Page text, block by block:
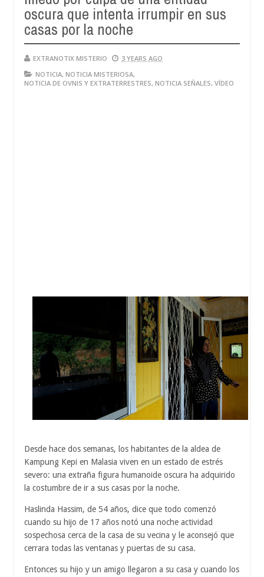
oscura que intenta irrumpir en sus
casas por la noche
EXTRANOTIX MISTERIO
3 YEARS AGO
NOTICIA, NOTICIA MISTERIOSA,
NOTICIA DE OVNIS Y EXTRATERRESTRES, NOTICIA SEÑALES, VÍDEO
Desde hace dos semanas, los habitantes de la aldea de
Kampung Kepi en Malasia viven en un estado de estrés
severo: una extraña figura humanoide oscura ha adquirido
la costumbre de ir a sus casas por la noche.
Haslinda Hassim, de 54 años, dice que todo comenzó
cuando su hijo de 17 años notó una noche actividad
sospechosa cerca de la casa de su vecina y le aconsejó que
cerrara todas las ventanas y puertas de su casa.
Entonces su hijo y un amigo llegaron a su casa y cuando los